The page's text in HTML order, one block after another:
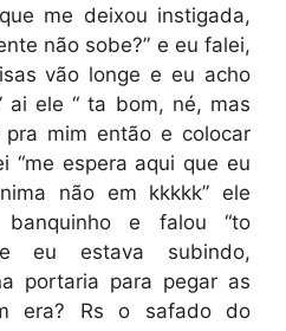
me deixou instigada,
não sobe?” e eu falei,
vão longe e eu acho
ai ele “ ta bom, né, mas
mim então e colocar
“me espera aqui que eu
não em kkkkk” ele
e falou “to
eu estava subindo,
portaria para pegar as
era? Rs o safado do